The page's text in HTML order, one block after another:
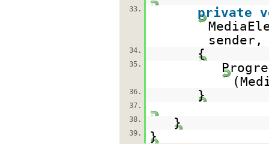
33.
private
sender,
34. {
35.
36. }
37.
38.
}
39. }